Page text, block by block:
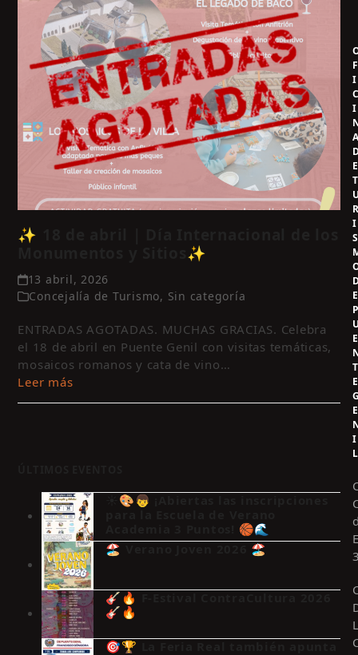
✨ 18 de abril | Día Internacional de los
Monumentos y Sitios✨
13 abril, 2026
Concejalía de Turismo, Sin categoría
ENTRADAS AGOTADAS. MUCHAS GRACIAS. Celebra
el 18 de abril en Puente Genil con visitas temáticas,
mosaicos romanos y cata de vino…
Leer más
☀️🎨👦 ¡Abiertas las inscripciones
Academia 3 Puntos! 🏀🌊
🏖️ Verano Joven 2026 🏖️
🎸🔥 F-Estival ContraCultura 2026
🎸🔥
🎯🏆 La Feria Real también apunta
F
I
I
E
T
I
S
E
E
T
E
E
I
L